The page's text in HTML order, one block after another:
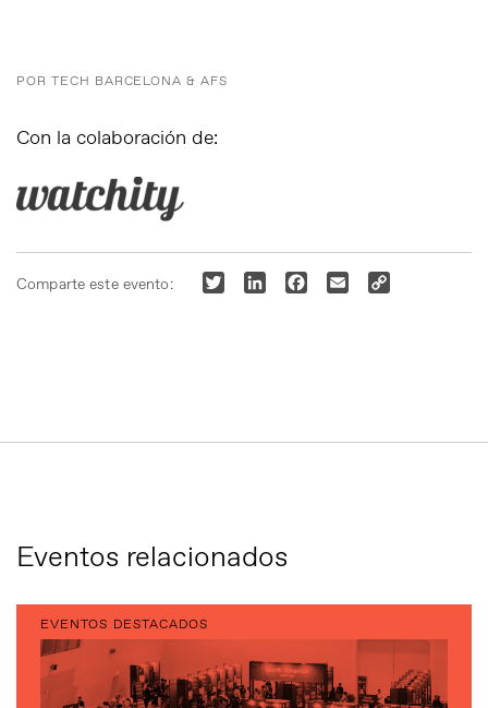
POR TECH BARCELONA & AFS
Con la colaboración de:
Comparte este evento: Twitter LinkedInFacebook
Email
Eventos relacionados
EVENTOS DESTACADOS